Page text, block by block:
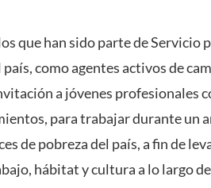
que han sido parte de Servicio
como agentes activos de
a jóvenes profesionales
para trabajar durante un
de pobreza del país, a fin de
hábitat y cultura a lo largo